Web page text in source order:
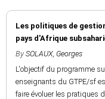
Les politiques de
pays d'Afrique
By SOLAUX, Georges
L'objectif du programme
enseignants du GTPE/sf
faire évoluer les pratiques